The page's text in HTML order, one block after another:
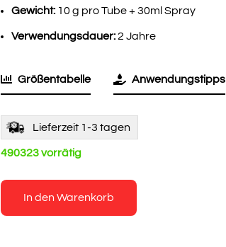
Gewicht: 10 g pro Tube + 30ml Spray
Verwendungsdauer:2 Jahre
Größentabelle Anwendungstipps
Lieferzeit 1-3 tagen
490323 vorrätig
In den Warenkorb